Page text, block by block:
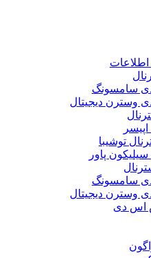
سامسونگ
وسترن دیجیتال
توشیبا
پاور
سامسونگ
وسترن دیجیتال
اس دی